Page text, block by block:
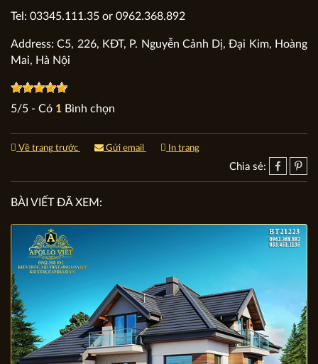
Tel: 03345.111.35 or 0962.368.892
Address: C5, 226, KĐT, P. Nguyễn Cảnh Dị, Đại Kim, Hoàng
Mai, Hà Nội
5/5 - Có 1 Bình chọn
Về trang trước Gửi email In trang
Chia sẻ:
BÀI VIẾT ĐÃ XEM: